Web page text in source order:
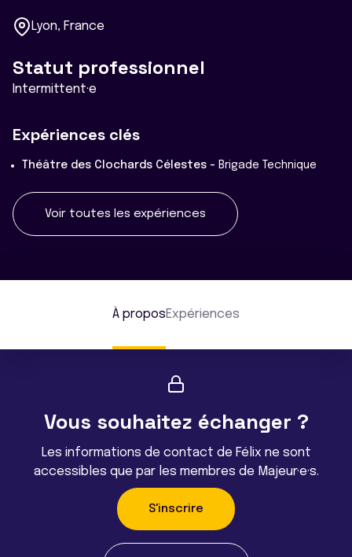
Lyon, France
Statut professionnel
Intermittent·e
Expériences clés
Théâtre des Clochards Célestes - Brigade Technique
Voir toutes les expériences
À proposExpériences
Vous souhaitez échanger ?
Les informations de contact de Félix ne sont
accessibles que par les membres de Majeur·e·s.
S'inscrire